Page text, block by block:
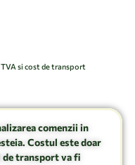
si cost de transport
comenzii in
Costul este doar
transport va fi